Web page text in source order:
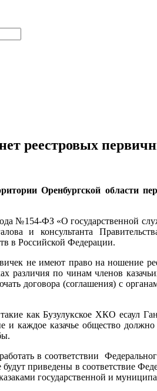
реестровых
Оренбургской области
№154-ФЗ «О государственной
и консультанта
в Российской Федерации.
не имеют право на ношение
различия по чинам членов
договора (соглашения) с
как Бузулукское ХКО
каждое казачье общество
в соответствии
приведены в соответствие
государственной и